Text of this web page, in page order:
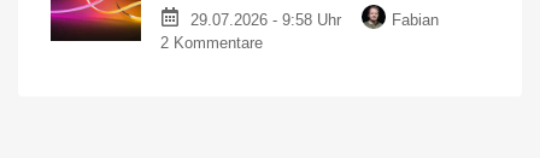
29.07.2026 - 9:58 Uhr
Fabian
2 Kommentare